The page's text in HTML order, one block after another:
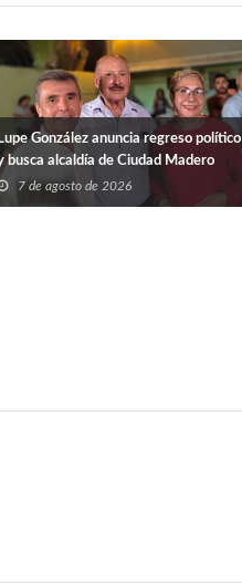
Lupe González anuncia regreso político
busca alcaldía de Ciudad Madero
7 de agosto de 2026